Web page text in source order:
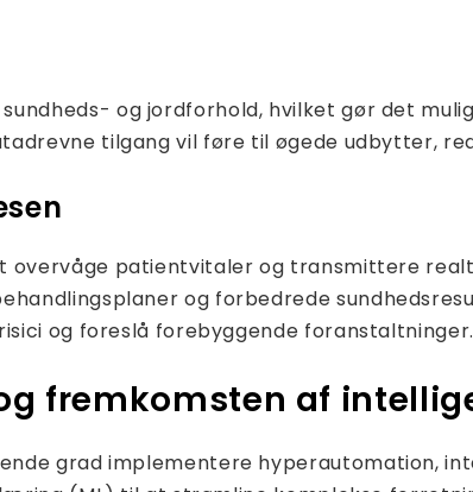
og jordforhold, hvilket gør det
tilgang vil føre til øgede udbytter,
patientvitaler og transmittere
og forbedrede
og foreslå forebyggende foranstaltninger.
fremkomsten af
grad implementere hyperautomation,